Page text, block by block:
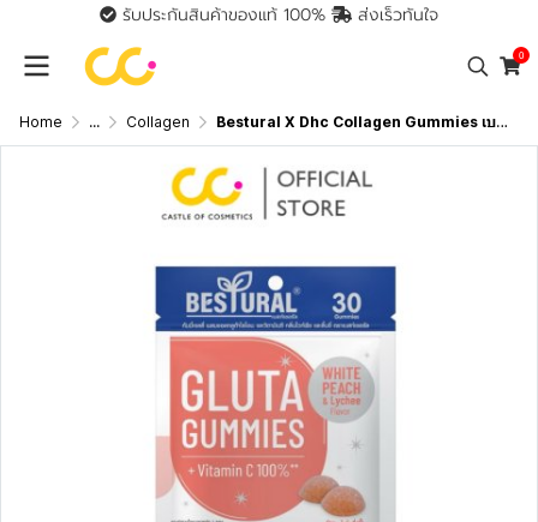
รับประกันสินค้าของแท้ 100% ส่งเร็วทันใจ
0
Home ... Collagen Bestural X Dhc Collagen Gummies เบสท์เชอรัลเอ็กซ์ ดีเอชซี คอลลาเจนกัมมี่